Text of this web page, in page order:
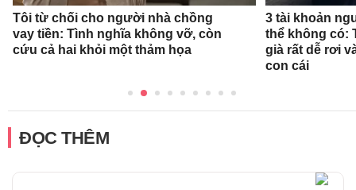
Tôi từ chối cho người nhà chồng
vay tiền: Tình nghĩa không vỡ, còn
cứu cả hai khỏi một thảm họa
3 tài khoản
thể không có:
già rất dễ rơi
con cái
ĐỌC THÊM